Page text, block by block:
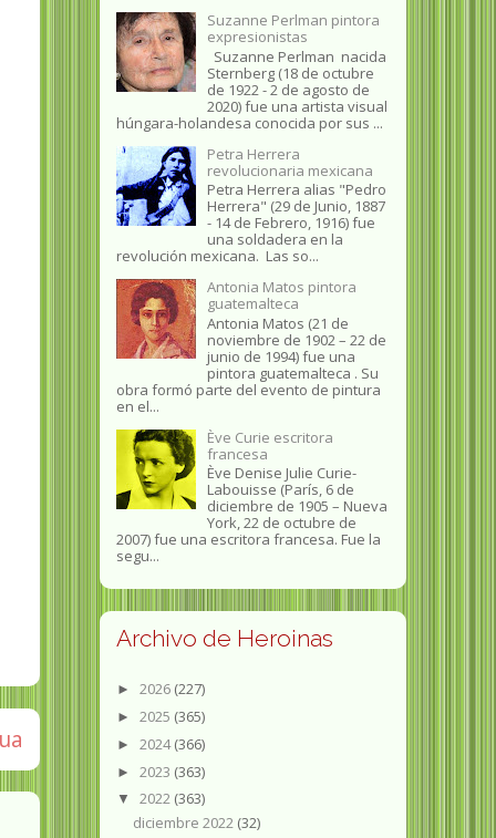
Suzanne Perlman pintora
expresionistas
Suzanne Perlman nacida
Sternberg (18 de octubre
de 1922 - 2 de agosto de
2020) fue una artista visual
húngara-holandesa conocida por sus ...
Petra Herrera
revolucionaria mexicana
Petra Herrera alias "Pedro
Herrera" (29 de Junio, 1887
- 14 de Febrero, 1916) fue
una soldadera en la
revolución mexicana. Las so...
Antonia Matos pintora
guatemalteca
Antonia Matos (21 de
noviembre de 1902 – 22 de
junio de 1994) fue una
pintora guatemalteca . Su
obra formó parte del evento de pintura
en el...
Ève Curie escritora
francesa
Ève Denise Julie Curie-
Labouisse (París, 6 de
diciembre de 1905 – Nueva
York, 22 de octubre de
2007) fue una escritora francesa. Fue la
segu...
Archivo de Heroinas
► 2026 (227)
► 2025 (365)
► 2024(366)
► 2023 (363)
▼ 2022 (363)
diciembre 2022 (32)